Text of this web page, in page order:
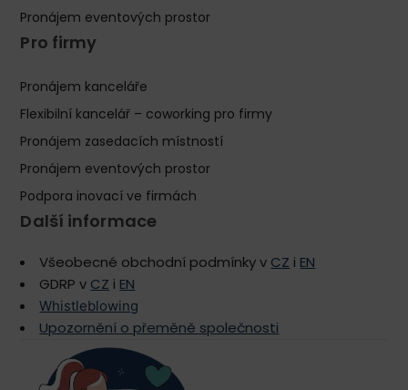
Pronájem eventových prostor
Pro firmy
Pronájem kanceláře
Flexibilní kancelář – coworking pro firmy
Pronájem zasedacích místností
Pronájem eventových prostor
Podpora inovací ve firmách
Další informace
Všeobecné obchodní podmínky v CZ i EN
GDRP v CZ i EN
Whistleblowing
Upozornění o přeměně společnosti